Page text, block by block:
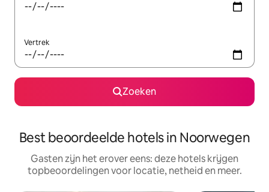
Vertrek
Zoeken
Best beoordeelde hotels in Noorwegen
Gasten zijn het erover eens: deze hotels krijgen
topbeoordelingen voor locatie, netheid en meer.